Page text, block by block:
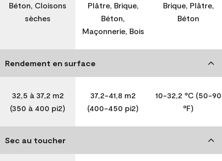
Béton, Cloisons
sèches
Plâtre, Brique,
Béton,
Maçonnerie, Bois
Brique, Plâtre,
Béton
Rendement en surface
32,5 à 37,2 m2
(350 à 400 pi2)
37,2-41,8 m2
(400-450 pi2)
10-32,2 °C (50-90
°F)
Sec au toucher